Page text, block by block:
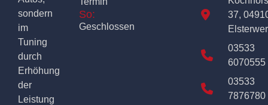
sondern
im
Tuning
durch
Erhöhung
der
Leistung
So:
Geschlossen
37,
03533
6070555
03533
7876780